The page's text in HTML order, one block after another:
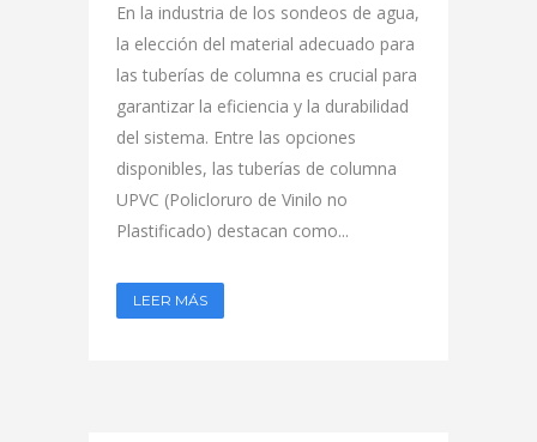
En la industria de los sondeos de agua,
la elección del material adecuado para
las tuberías de columna es crucial para
garantizar la eficiencia y la durabilidad
del sistema. Entre las opciones
disponibles, las tuberías de columna
UPVC (Policloruro de Vinilo no
Plastificado) destacan como...
LEER MÁS